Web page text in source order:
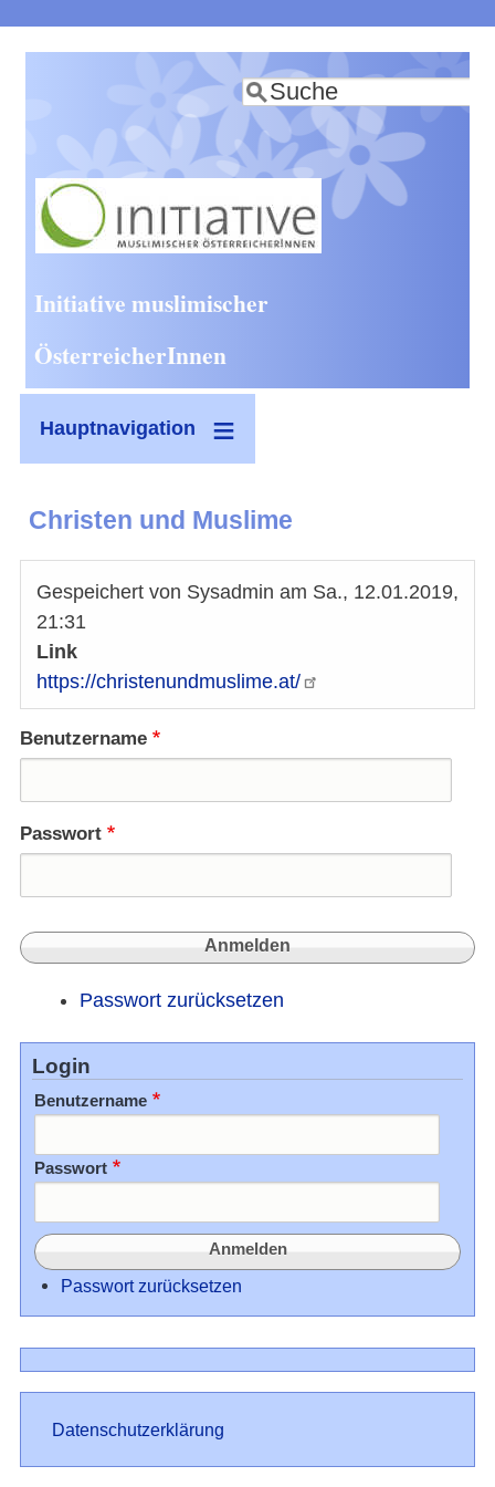
zum
Inhalt
Suche
Initiative muslimischer
ÖsterreicherInnen
Hauptnavigation
Christen und Muslime
Gespeichert von Sysadmin am Sa., 12.01.2019,
21:31
Link
https://christenundmuslime.at/
Benutzername
Passwort
Passwort zurücksetzen
Login
Benutzername
Passwort
Passwort zurücksetzen
Datenschutz
Datenschutzerklärung